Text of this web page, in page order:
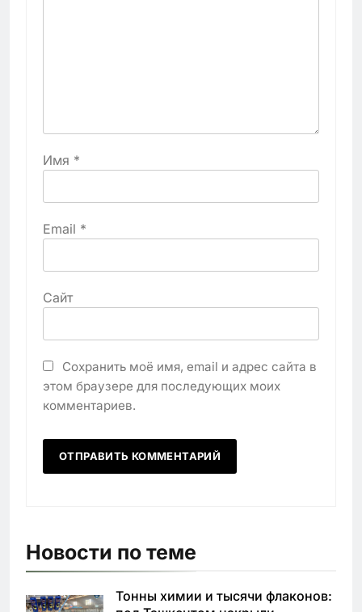
Имя *
Email *
Сайт
Сохранить моё имя, email и адрес сайта в
этом браузере для последующих моих
комментариев.
Новости по теме
Тонны химии и тысячи флаконов: